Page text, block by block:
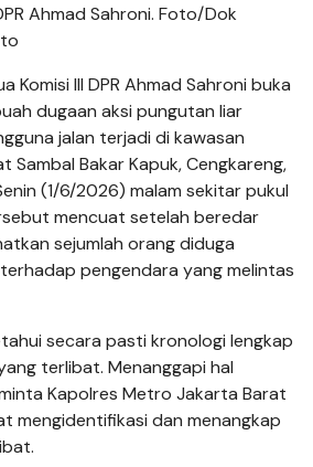
Ahmad Sahroni. Foto/Dok
Komisi III DPR Ahmad Sahroni buka
dugaan aksi pungutan liar
jalan terjadi di kawasan
Sambal Bakar Kapuk, Cengkareng,
(1/6/2026) malam sekitar pukul
mencuat setelah beredar
sejumlah orang diduga
pengendara yang melintas
secara pasti kronologi lengkap
terlibat. Menanggapi hal
Kapolres Metro Jakarta Barat
mengidentifikasi dan menangkap